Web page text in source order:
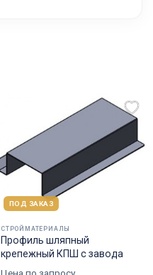
ПОД ЗАКАЗ
СТРОЙМАТЕРИАЛЫ
Профиль шляпный
крепежный КПШ с завода